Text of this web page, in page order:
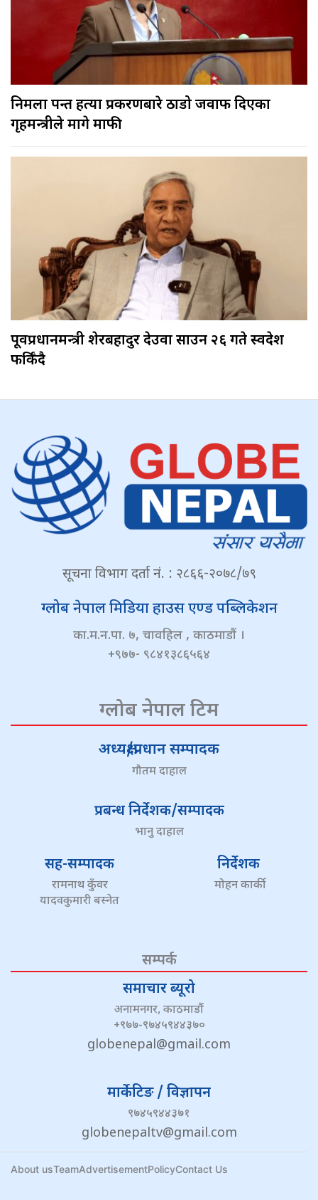
निर्मला पन्त हत्या प्रकरणबारे ठाडो जवाफ दिएका
गृहमन्त्रीले मागे माफी
पूर्वप्रधानमन्त्री शेरबहादुर देउवा साउन २६ गते स्वदेश
फर्किँदै
सूचना विभाग दर्ता नं. : २८६६-२०७८/७९
ग्लोब नेपाल मिडिया हाउस एण्ड पब्लिकेशन
का.म.न.पा. ७, चावहिल , काठमाडौं ।
+९७७- ९८४१३८६५६४
ग्लोब नेपाल टिम
अध्यक्ष/प्रधान सम्पादक
गौतम दाहाल
प्रबन्ध निर्देशक/सम्पादक
भानु दाहाल
सह-सम्पादक
रामनाथ कुँवर
यादवकुमारी बस्नेत
निर्देशक
मोहन कार्की
सम्पर्क
समाचार ब्यूरो
अनामनगर, काठमाडौं
+९७७-९७४५९४४३७०
globenepal@gmail.com
मार्केटिङ / विज्ञापन
९७४५९४४३७१
globenepaltv@gmail.com
About usTeamAdvertisementPolicyContact Us